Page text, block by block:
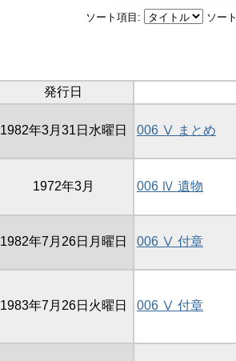
ソート項目: ソー
発行日
1982年3月31日水曜日 006 Ⅴ まとめ
1972年3月 006 Ⅳ 遺物
1982年7月26日月曜日 006 Ⅴ 付章
1983年7月26日火曜日 006 Ⅴ 付章